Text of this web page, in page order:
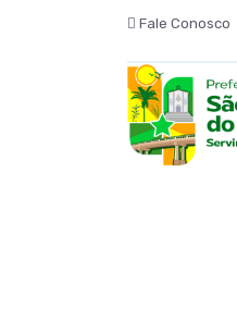
Fale Conosco